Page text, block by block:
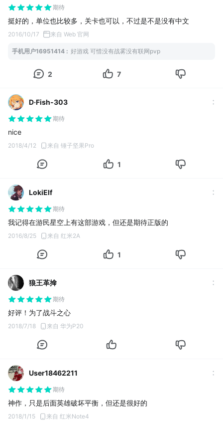
期待
挺好的，单位也比较多，关卡也可以，不过是不是没有中文
2016/10/17 来自 Web 官网
手机用户16951414 : 好游戏 可惜没有战雾没有联网pvp
2 7
D·Fish-303
期待
nice
2018/4/12 来自 锤子坚果Pro
1
LokiElf
期待
我记得在游民星空上有这部游戏，但还是期待正版的
2016/8/25 来自 红米2A
1
狼王革掵
期待
好评！为了战斗之心
2018/7/18 来自 华为P20
User18462211
期待
神作，只是后面英雄破坏平衡，但还是很好的
2018/1/15 来自 红米Note4